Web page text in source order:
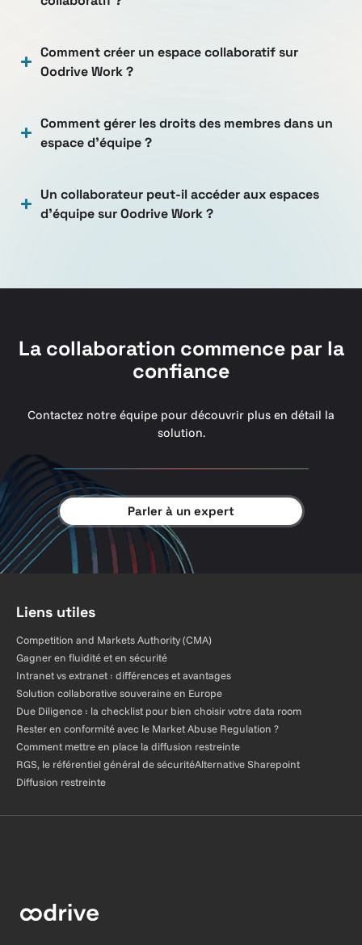
Comment créer un espace collaboratif sur
Oodrive Work ?
Comment gérer les droits des membres dans un
espace d’équipe ?
Un collaborateur peut-il accéder aux espaces
d’équipe sur Oodrive Work ?
La collaboration commence par la
confiance
Contactez notre équipe pour découvrir plus en détail la
solution.
Parler à un expert
Liens utiles
Competition and Markets Authority (CMA)
Gagner en fluidité et en sécurité
Intranet vs extranet : différences et avantages
Solution collaborative souveraine en Europe
Due Diligence : la checklist pour bien choisir votre data room
Rester en conformité avec le Market Abuse Regulation ?
Comment mettre en place la diffusion restreinte
RGS, le référentiel général de sécuritéAlternative Sharepoint
Diffusion restreinte